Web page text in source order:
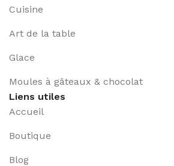
Cuisine
Art de la table
Glace
Moules à gâteaux & chocolat
Liens utiles
Accueil
Boutique
Blog